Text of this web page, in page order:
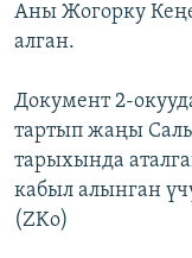
Аны Жогорку
алган.
Документ 2-
тартып жаңы
тарыхында
кабыл алынган
(ZKo)